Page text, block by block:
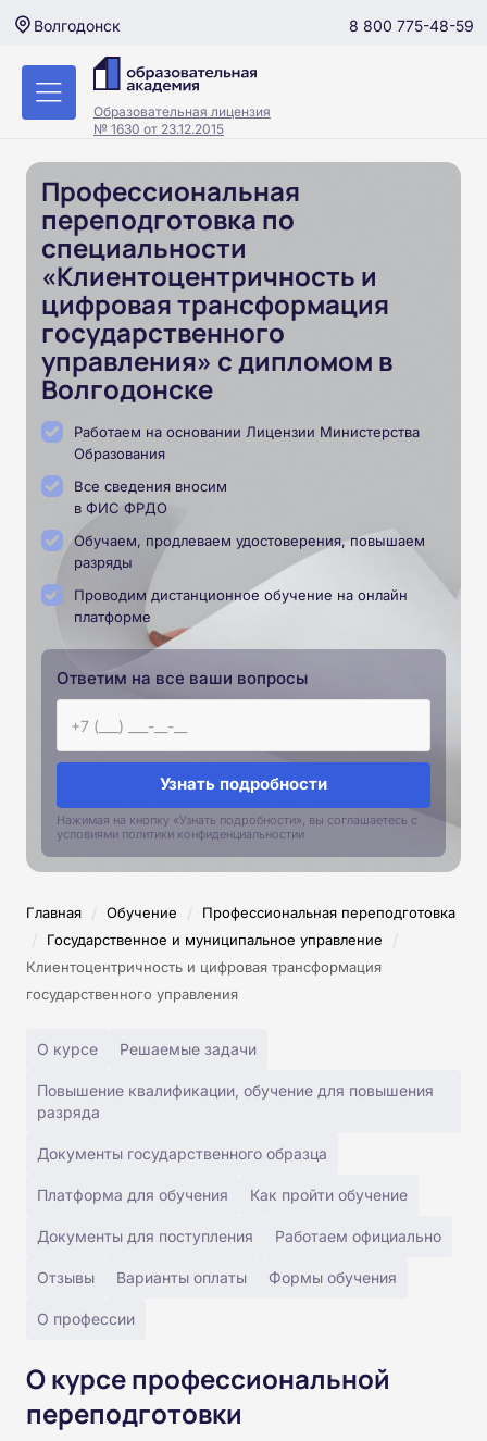
Волгодонск 8 800 775-48-59
Образовательная лицензия
№ 1630 от 23.12.2015
Профессиональная
переподготовка по
специальности
«Клиентоцентричность и
цифровая трансформация
государственного
управления» с дипломом в
Волгодонске
Работаем на основании Лицензии Министерства
Образования
Все сведения вносим
в ФИС ФРДО
Обучаем, продлеваем удостоверения, повышаем
разряды
Проводим дистанционное обучение на онлайн
платформе
Ответим на все ваши вопросы
Узнать подробности
Нажимая на кнопку «Узнать подробности», вы соглашаетесь с
условиями политики конфиденциальностии
Главная / Обучение / Профессиональная переподготовка
/ Государственное и муниципальное управление /
Клиентоцентричность и цифровая трансформация
государственного управления
О курсе Решаемые задачи
Повышение квалификации, обучение для повышения
разряда
Документы государственного образца
Платформа для обучения Как пройти обучение
Документы для поступления Работаем официально
Отзывы Варианты оплаты Формы обучения
О профессии
О курсе профессиональной
переподготовки